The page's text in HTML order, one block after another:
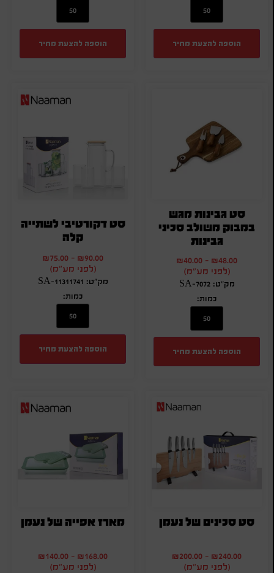
הוספה להצעת מחיר הוספה להצעת מחיר
סט גבינות מגש
במבוק משולב סכיני
גבינות
₪48.00
-
₪40.00
(לפני מע"מ)
מק"ט: SA-7072
כמות:
הוספה להצעת מחיר
סט דקורטיבי לשתייה
קלה
₪90.00
-
₪75.00
(לפני מע"מ)
מק"ט: SA-11311741
כמות:
הוספה להצעת מחיר
סט סכינים של נעמן
₪240.00
-
₪200.00
(לפני מע"מ)
מארז אפייה של נעמן
₪168.00
-
₪140.00
(לפני מע"מ)